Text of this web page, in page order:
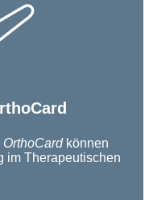
OrthoCard können
im Therapeutischen